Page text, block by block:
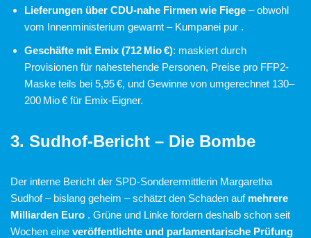
Lieferungen über CDU-nahe Firmen wie Fiege – obwohl
vom Innenministerium gewarnt – Kumpanei pur .
Geschäfte mit Emix (712 Mio €): maskiert durch
Provisionen für nahestehende Personen, Preise pro FFP2-
Maske teils bei 5,95 €, und Gewinne von umgerechnet 130–
200 Mio € für Emix-Eigner.
3. Sudhof-Bericht – Die Bombe
Der interne Bericht der SPD-Sonderermittlerin Margaretha
Sudhof – bislang geheim – schätzt den Schaden auf mehrere
Milliarden Euro . Grüne und Linke fordern deshalb schon seit
Wochen eine veröffentlichte und parlamentarische Prüfung